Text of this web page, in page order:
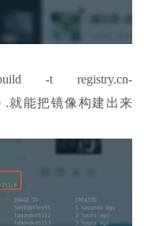
-t registry.cn-
.就能把镜像构建出来